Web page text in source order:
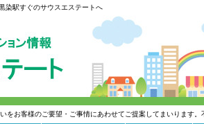
染駅すぐのサウスエステートへ
をお客様のご要望・ご事情にあわせてご提案してまいります